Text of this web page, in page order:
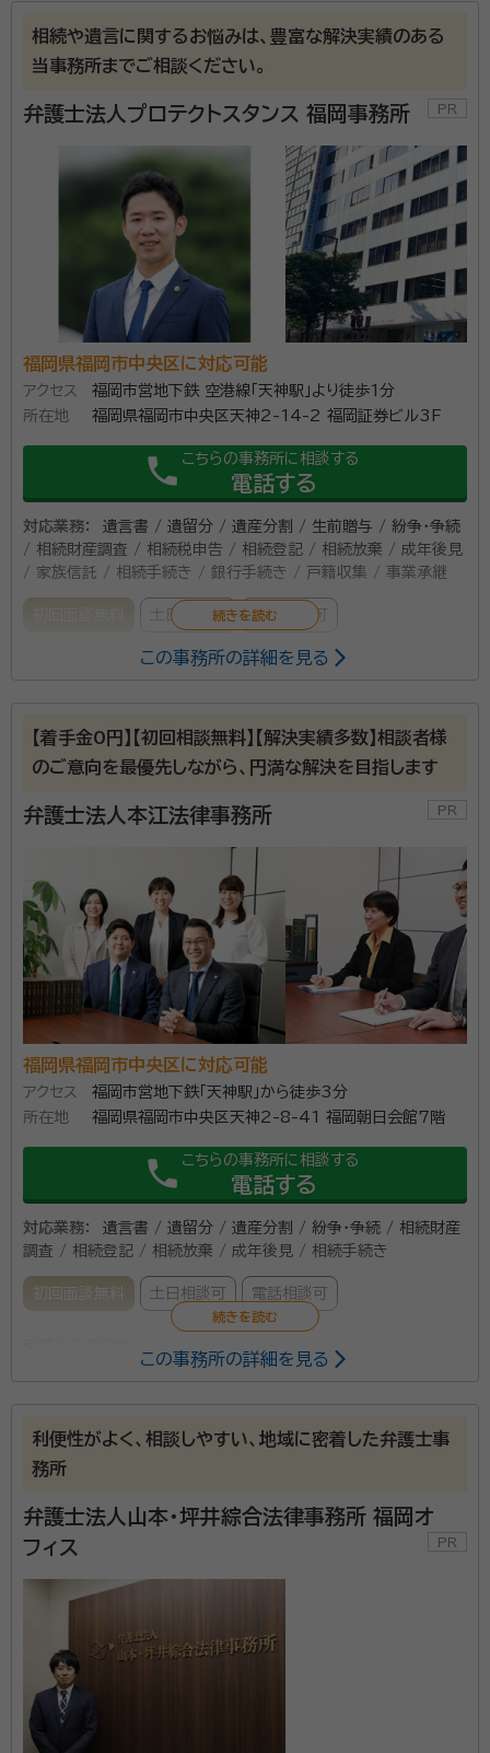
相続や遺言に関するお悩みは、豊富な解決実績のある
当事務所までご相談ください。
弁護士法人プロテクトスタンス 福岡事務所
福岡県福岡市中央区に対応可能
アクセス
福岡市営地下鉄 空港線「天神駅」より徒歩1分
所在地
福岡県福岡市中央区天神2-14-2 福岡証券ビル3F
phone こちらの事務所に相談する
電話する
対応業務：
遺言書 / 遺留分 / 遺産分割 / 生前贈与 / 紛争・争続
/ 相続財産調査 / 相続税申告 / 相続登記 / 相続放棄 / 成年後見
/ 家族信託 / 相続手続き / 銀行手続き / 戸籍収集 / 事業承継
土日相談可 電話相談可
所所長、弁護士
経歴： 京都大学法学部 卒業 京都大学法科大学院 修了 2013年 司法試
験予備試験 最終合格 2014年 最高裁判所司法研修所 入所（68期）
所（アソシエイト弁護士） 2019年10月 同 福岡事務所所長
できない」「どんな財産があるのかわからない」など、相続や遺言
に関するお悩みは、豊富な解決実績のある弁護士法人プロテクト
スタンスにぜひご相談ください。 グループ法人に所属する税理
士や司法書士などの他士業とも連携したワンストップでの対応
が可能です。
資格等： 弁護士
所属団体： 福岡県弁護士会
この事務所の詳細を見る
【着手金0円】【初回相談無料】【解決実績多数】相談者様
のご意向を最優先しながら、円満な解決を目指します
弁護士法人本江法律事務所
福岡県福岡市中央区に対応可能
アクセス
福岡市営地下鉄「天神駅」から徒歩3分
所在地
福岡県福岡市中央区天神2-8-41 福岡朝日会館7階
phone こちらの事務所に相談する
電話する
対応業務：
遺言書 / 遺留分 / 遺産分割 / 紛争・争続 / 相続財産
調査 / 相続登記 / 相続放棄 / 成年後見 / 相続手続き
初回面談無料 土日相談可 電話相談可
大学法学部政治学科 卒業 2006年 福岡県弁護士会登録(59期) 2010
年 九州北部税理士会に税理士登録 2010年 本江法律事務所開設2015
年M&Aシニアエキスパート認定取得 2018年 メンタル心理カウンセラ
経歴： 2009年 長野県飯田高等学校 卒 2013年 慶應義塾大学法学部
政治学科 卒 2016年 名古屋大学法科大学院卒業 2021年 司法試験合
格 2022年 福岡県弁護士会 登録(74期)
各種相談（遺産分割、相続放棄、遺留分、遺言書作成）から相続税
土日・祝日対応可 ・遺産分割の着手金：0円※ ・駐車場完備 ・地
下鉄「天神駅」直結 ・他士業との連携あり ※また、当事務所では
本サイトよりお電話を頂きましたお客様に限り、相続や遺産分割
の着手金も原則無料とさせて頂いております（事案の内容により
ましては無料とならない場合もございますので、初回の無料相
資格等：
所属団体：
この事務所の詳細を見る
利便性がよく、相談しやすい、地域に密着した弁護士事
務所
弁護士法人山本・坪井綜合法律事務所 福岡オ
フィス